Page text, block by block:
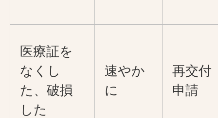
医療証を
なくし
た、破損
した
速やか
に
再交付
申請